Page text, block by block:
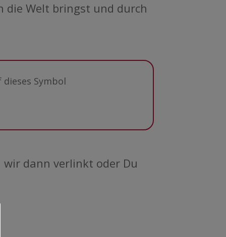
die Welt bringst und durch
Symbol
wir dann verlinkt oder Du